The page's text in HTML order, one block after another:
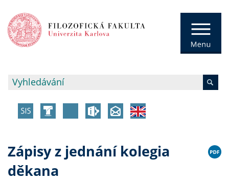
Zápisy z jednání kolegia
děkana